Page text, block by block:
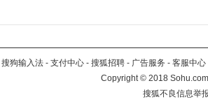
搜狗输入法 - 支付中心 - 搜狐招聘 - 广告服务 - 客服中心
Copyright©2018
搜狐不良信息举